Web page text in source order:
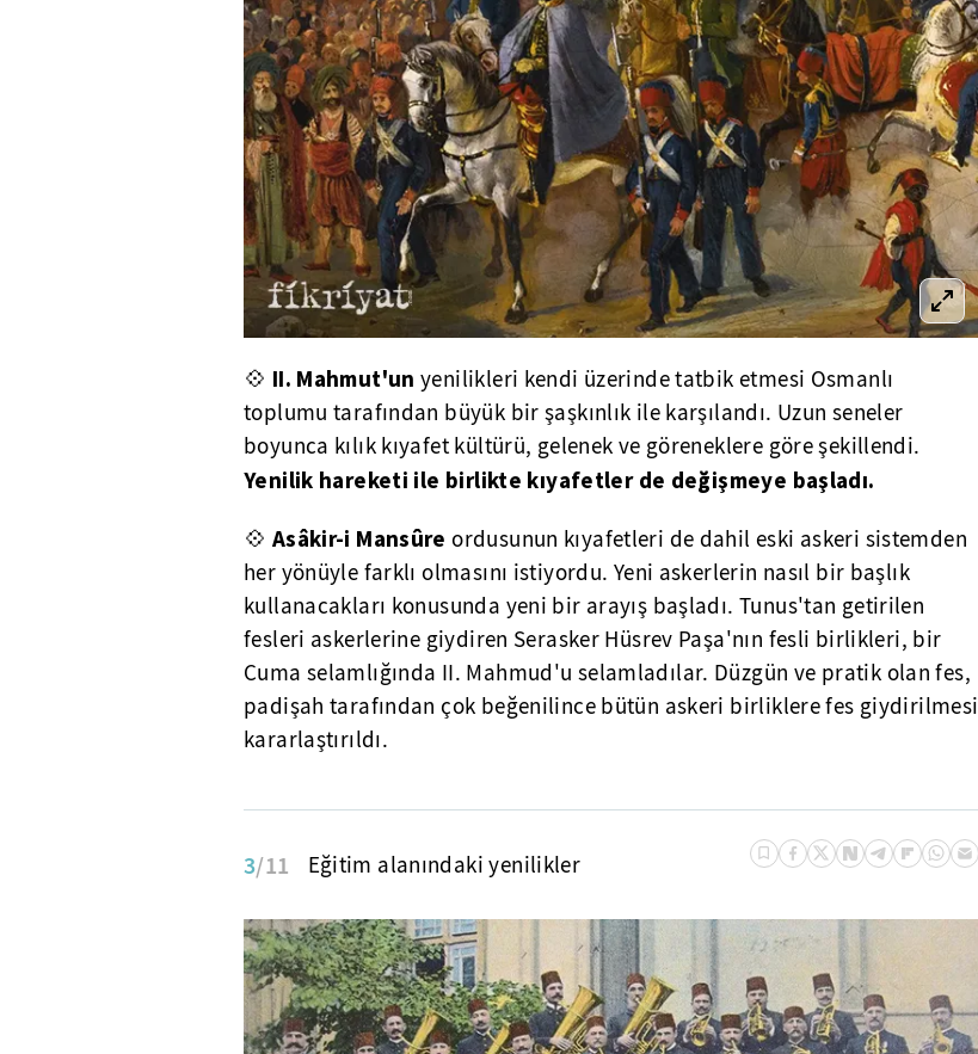
💠 II. Mahmut'unyenilikleri kendi üzerinde tatbik etmesi Osmanlı
toplumu tarafından büyük bir şaşkınlık ile karşılandı. Uzun seneler
boyunca kılık kıyafet kültürü, gelenek ve göreneklere göre şekillendi.
Yenilik hareketi ile birlikte kıyafetler de değişmeye başladı.
💠 Asâkir-i Mansûre ordusunun kıyafetleri de dahil eski askeri sistemden
her yönüyle farklı olmasını istiyordu. Yeni askerlerin nasıl bir başlık
kullanacakları konusunda yeni bir arayış başladı. Tunus'tan getirilen
fesleri askerlerine giydiren Serasker Hüsrev Paşa'nın fesli birlikleri, bir
Cuma selamlığında II. Mahmud'u selamladılar. Düzgün ve pratik olan fes,
padişah tarafından çok beğenilince bütün askeri birliklere fes giydirilmesi
kararlaştırıldı.
3/11 Eğitim alanındaki yenilikler